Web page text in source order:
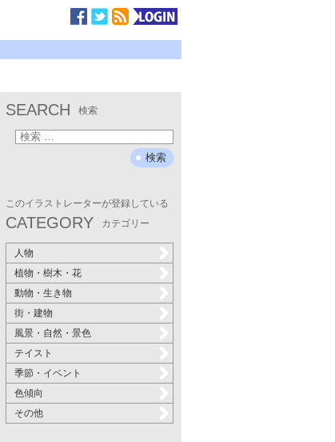
SEARCH 検索
このイラストレーターが登録している
CATEGORY カテゴリー
人物
植物・樹木・花
動物・生き物
街・建物
風景・自然・景色
テイスト
季節・イベント
色傾向
その他